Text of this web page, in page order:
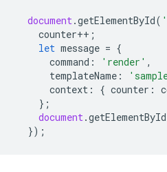
document.getElementById(
counter++ ;
let message = {
command : 'render' ,
templateName :
context : { counter :
};
document.getElementById
});